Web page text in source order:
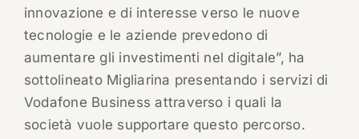
innovazione e di interesse verso le nuove
tecnologie e le aziende prevedono di
aumentare gli investimenti nel digitale”, ha
sottolineato Migliarina presentando i servizi di
Vodafone Business attraverso i quali la
società vuole supportare questo percorso.